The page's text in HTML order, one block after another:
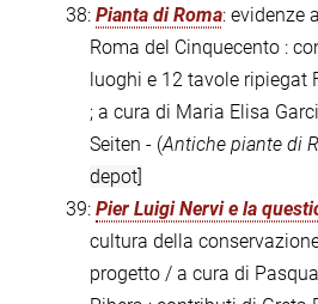
38: Pianta di Roma: evidenze
Roma del Cinquecento :
luoghi e 12 tavole ripiegat
; a cura di Maria Elisa
Seiten - (Antiche piante di
depot]
39: Pier Luigi Nervi e la
cultura della
progetto / a cura di